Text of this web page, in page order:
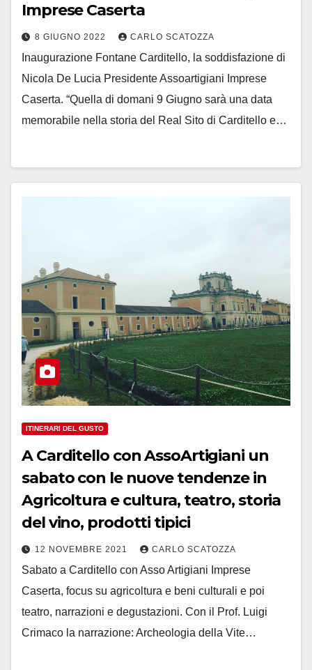
Imprese Caserta
8 GIUGNO 2022 CARLO SCATOZZA
Inaugurazione Fontane Carditello, la soddisfazione di
Nicola De Lucia Presidente Assoartigiani Imprese
Caserta. “Quella di domani 9 Giugno sarà una data
memorabile nella storia del Real Sito di Carditello e…
ITINERARI DEL GUSTO
A Carditello con AssoArtigiani un
sabato con le nuove tendenze in
Agricoltura e cultura, teatro, storia
del vino, prodotti tipici
12 NOVEMBRE 2021 CARLO SCATOZZA
Sabato a Carditello con Asso Artigiani Imprese
Caserta, focus su agricoltura e beni culturali e poi
teatro, narrazioni e degustazioni. Con il Prof. Luigi
Crimaco la narrazione: Archeologia della Vite…